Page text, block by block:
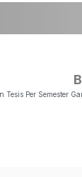
Per Semester